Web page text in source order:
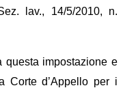
lav., 14/5/2010, n.
questa impostazione e
Corte d’Appello per i